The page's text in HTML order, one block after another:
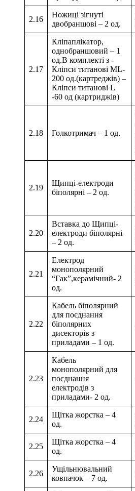
2.16
Ножиці зігнуті
двобраншові – 2 од.
2.17
Кліпаплікатор,
однобраншовий – 1
од.В комплекті з -
Кліпси титанові ML-
200 од.(картреджів) –
Кліпси титанові L
-60 од (картриджів)
2.18 Голкотримач – 1 од.
2.19
Щипці-електроди
біполярні – 2 од.
2.20
Вставка до Щипці-
електроди біполярні
– 2 од.
2.21
Електрод
монополярний
“Гак”,керамічний- 2
од.
2.22
Кабель біполярний
для поєднання
біполярних
дисекторів з
приладами – 1 од.
2.23
Кабель
монополярний для
поєднання
електродів з
приладами- 2 од.
2.24
Щітка жорстка – 4
од.
2.25
Щітка жорстка – 4
од.
2.26
Ущільнювальний
ковпачок – 7 од.